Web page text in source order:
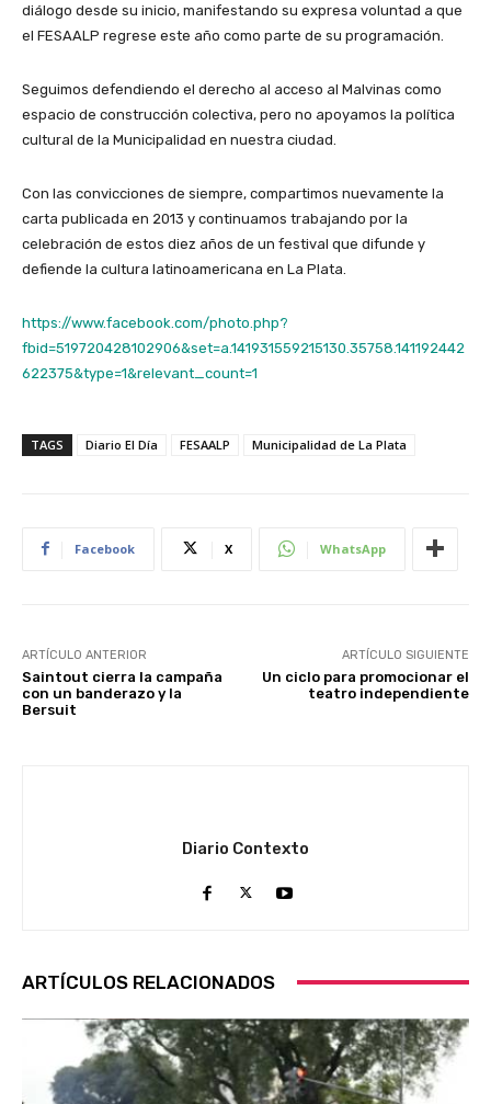
diálogo desde su inicio, manifestando su expresa voluntad a que
el FESAALP regrese este año como parte de su programación.
Seguimos defendiendo el derecho al acceso al Malvinas como
espacio de construcción colectiva, pero no apoyamos la política
cultural de la Municipalidad en nuestra ciudad.
Con las convicciones de siempre, compartimos nuevamente la
carta publicada en 2013 y continuamos trabajando por la
celebración de estos diez años de un festival que difunde y
defiende la cultura latinoamericana en La Plata.
https://www.facebook.com/photo.php?
fbid=519720428102906&set=a.141931559215130.35758.141192442
622375&type=1&relevant_count=1
TAGS Diario El Día FESAALP Municipalidad de La Plata
Facebook X WhatsApp
ARTÍCULO ANTERIOR
Saintout cierra la campaña
con un banderazo y la
Bersuit
ARTÍCULO SIGUIENTE
Un ciclo para promocionar el
teatro independiente
Diario Contexto
ARTÍCULOS RELACIONADOS